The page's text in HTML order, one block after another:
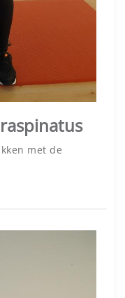
met de